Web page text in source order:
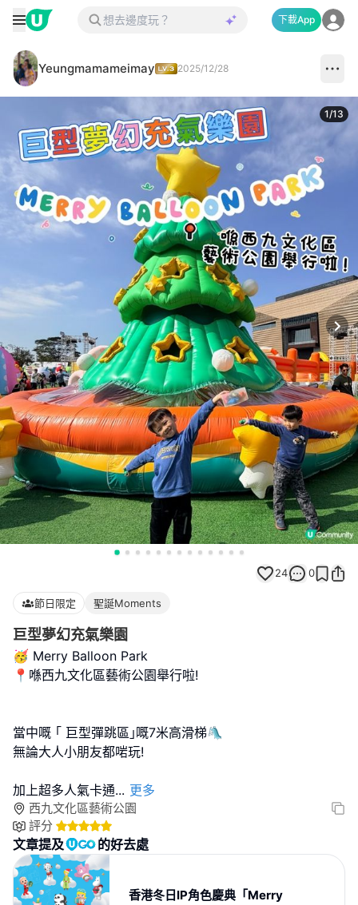
下載App
Yeungmamameimay 2025/12/28
1/13
24 0
節日限定 聖誕Moments
巨型夢幻充氣樂園
🥳 Merry Balloon Park
📍喺西九文化區藝術公園舉行啦!
當中嘅 ｢ 巨型彈跳區｣嘅7米高滑梯🛝
無論大人小朋友都啱玩!
加上超多人氣卡通... 更多
西九文化區藝術公園
評分
文章提及 的好去處
香港冬日IP角色慶典「⁠Merry